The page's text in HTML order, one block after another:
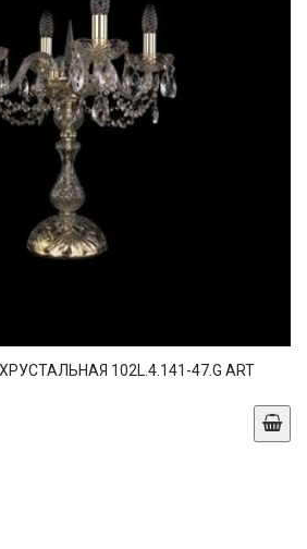
102L.4.141-47.G ART